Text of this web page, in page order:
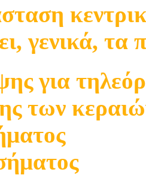
γενικά, τα
για
των